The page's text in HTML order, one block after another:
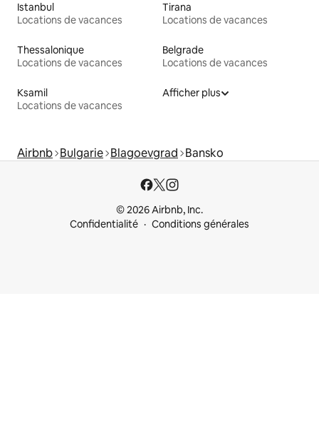
Istanbul
Locations de vacances
Tirana
Locations de vacances
Thessalonique
Locations de vacances
Belgrade
Locations de vacances
Ksamil
Locations de vacances
Afficher plus
Airbnb Bulgarie Blagoevgrad Bansko
© 2026 Airbnb, Inc.
Confidentialité
Conditions générales